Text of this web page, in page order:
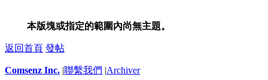
本版塊或指定的範圍內尚無主題。
返回首頁 發帖
Comsenz Inc. |聯繫我們 |Archiver